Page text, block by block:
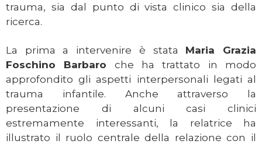
trauma, sia dal punto di vista clinico sia della
ricerca.
La prima a intervenire è stata Maria Grazia
Foschino Barbaro che ha trattato in modo
approfondito gli aspetti interpersonali legati al
trauma infantile. Anche attraverso la
presentazione di alcuni casi clinici
estremamente interessanti, la relatrice ha
illustrato il ruolo centrale della relazione con il